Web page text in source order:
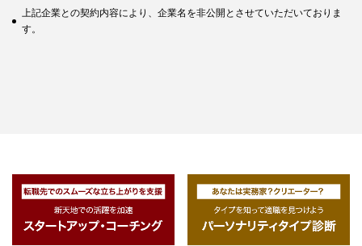
上記企業との契約内容により、企業名を非公開とさせていただいておりま
す。